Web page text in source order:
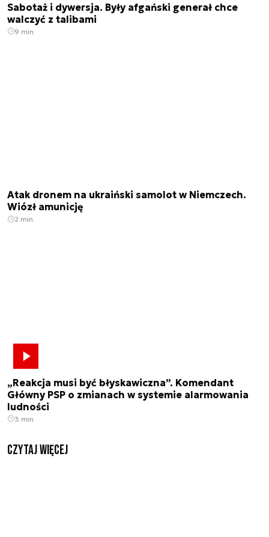
Sabotaż i dywersja. Były afgański generał chce
walczyć z talibami
9 min.
Atak dronem na ukraiński samolot w Niemczech.
Wiózł amunicję
2 min.
„Reakcja musi być błyskawiczna”. Komendant
Główny PSP o zmianach w systemie alarmowania
ludności
3 min.
czytaj więcej